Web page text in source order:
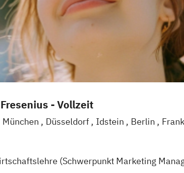
- Vollzeit
München Düsseldorf Idstein Berlin
(Schwerpunkt Marketing